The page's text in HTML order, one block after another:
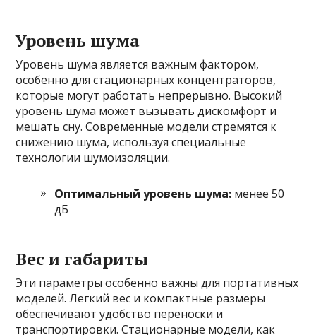
Уровень шума
Уровень шума является важным фактором,
особенно для стационарных концентраторов,
которые могут работать непрерывно. Высокий
уровень шума может вызывать дискомфорт и
мешать сну. Современные модели стремятся к
снижению шума, используя специальные
технологии шумоизоляции.
Оптимальный уровень шума: менее 50
дБ
Вес и габариты
Эти параметры особенно важны для портативных
моделей. Легкий вес и компактные размеры
обеспечивают удобство переноски и
транспортировки. Стационарные модели, как